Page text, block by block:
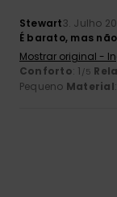
Stewart3. Julho
É barato, mas
Mostrar original -
Conforto: 1 /5
Pequeno Material